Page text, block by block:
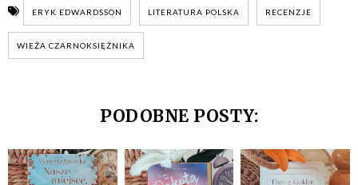
ERYK EDWARDSSON LITERATURA POLSKA RECENZJE
WIEŻA CZARNOKSIĘŻNIKA
PODOBNE POSTY: